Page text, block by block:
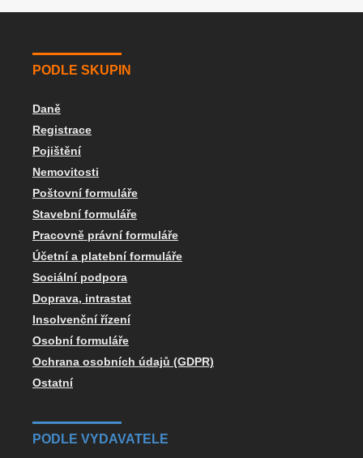
PODLE SKUPIN
Daně
Registrace
Pojištění
Nemovitosti
Poštovní formuláře
Stavební formuláře
Pracovně právní formuláře
Účetní a platební formuláře
Sociální podpora
Doprava, intrastat
Insolvenční řízení
Osobní formuláře
Ochrana osobních údajů (GDPR)
Ostatní
PODLE VYDAVATELE